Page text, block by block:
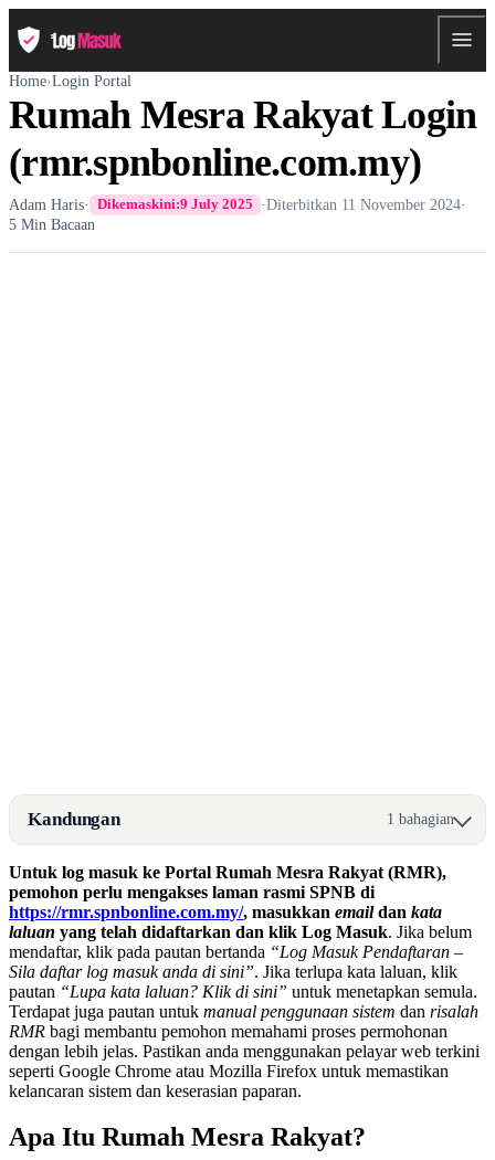
Home›Login Portal
Rumah Mesra Rakyat Login
(rmr.spnbonline.com.my)
Adam Haris· Dikemaskini:9 July 2025 ·Diterbitkan 11 November 2024·
5 Min Bacaan
Kandungan 1 bahagian
Untuk log masuk ke Portal Rumah Mesra Rakyat (RMR),
pemohon perlu mengakses laman rasmi SPNB di
https://rmr.spnbonline.com.my/, masukkan emaildan kata
laluan yang telah didaftarkan dan klik Log Masuk. Jika belum
mendaftar, klik pada pautan bertanda “Log Masuk Pendaftaran –
Sila daftar log masuk anda di sini”. Jika terlupa kata laluan, klik
pautan “Lupa kata laluan? Klik di sini” untuk menetapkan semula.
Terdapat juga pautan untuk manual penggunaan sistem dan risalah
RMR bagi membantu pemohon memahami proses permohonan
dengan lebih jelas. Pastikan anda menggunakan pelayar web terkini
seperti Google Chrome atau Mozilla Firefox untuk memastikan
kelancaran sistem dan keserasian paparan.
Apa Itu Rumah Mesra Rakyat?